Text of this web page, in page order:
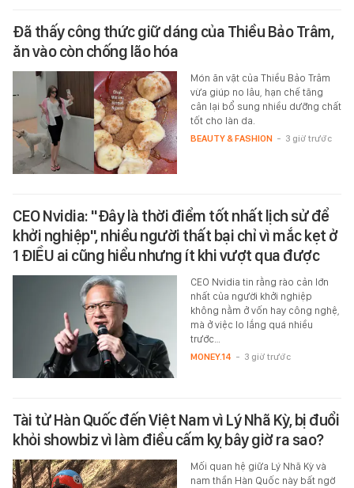
Đã thấy công thức giữ dáng của Thiều Bảo Trâm,
ăn vào còn chống lão hóa
Món ăn vặt của Thiều Bảo Trâm
vừa giúp no lâu, hạn chế tăng
cân lại bổ sung nhiều dưỡng chất
tốt cho làn da.
BEAUTY & FASHION - 3 giờ trước
CEO Nvidia: "Đây là thời điểm tốt nhất lịch sử để
khởi nghiệp", nhiều người thất bại chỉ vì mắc kẹt ở
1 ĐIỀU ai cũng hiểu nhưng ít khi vượt qua được
CEO Nvidia tin rằng rào cản lớn
nhất của người khởi nghiệp
không nằm ở vốn hay công nghệ,
mà ở việc lo lắng quá nhiều
trước…
MONEY.14 - 3 giờ trước
Tài tử Hàn Quốc đến Việt Nam vì Lý Nhã Kỳ, bị đuổi
khỏi showbiz vì làm điều cấm kỵ bây giờ ra sao?
Mối quan hệ giữa Lý Nhã Kỳ và
nam thần Hàn Quốc này bất ngờ